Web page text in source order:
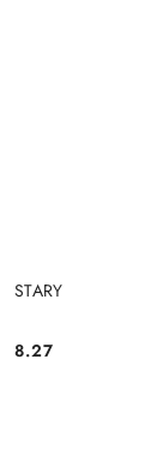
STARY
Cena:
8.27